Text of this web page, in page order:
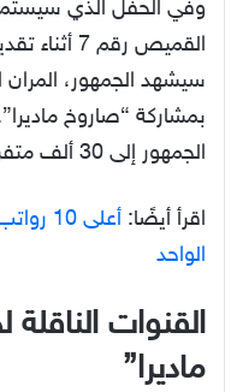
وفي الحفل الذي سيستمر
القميص
سيشهد الجمهور، المران
بمشاركة “صاروخ
الجمهور إلى 30 ألف متفرج، على ملعب “مرسول بارك”.
اقرأ أيضًا:
الواحد
القنوات
ماديرا”